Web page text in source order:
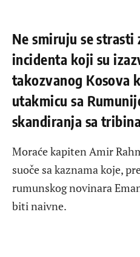
Ne smiruju se strasti
incidenta koji su
takozvanog Kosova
utakmicu sa
skandiranja sa
Moraće kapiten Amir
suoče sa kaznama koje,
rumunskog novinara
biti naivne.